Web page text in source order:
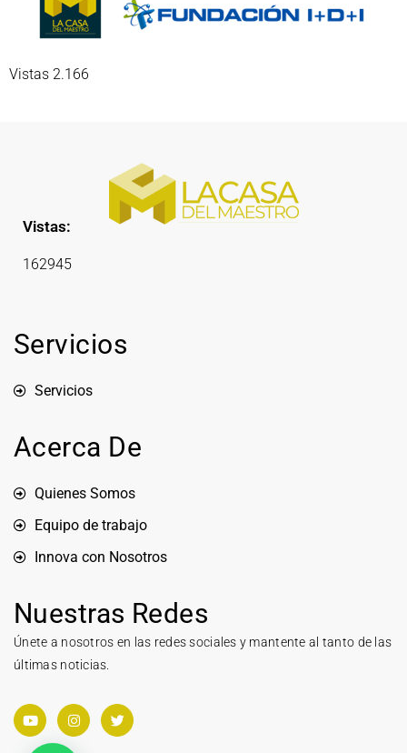
Vistas 2.166
Vistas:
162945
Servicios
Servicios
Acerca De
Quienes Somos
Equipo de trabajo
Innova con Nosotros
Nuestras Redes
Únete a nosotros en las redes sociales y mantente al tanto de las
últimas noticias.